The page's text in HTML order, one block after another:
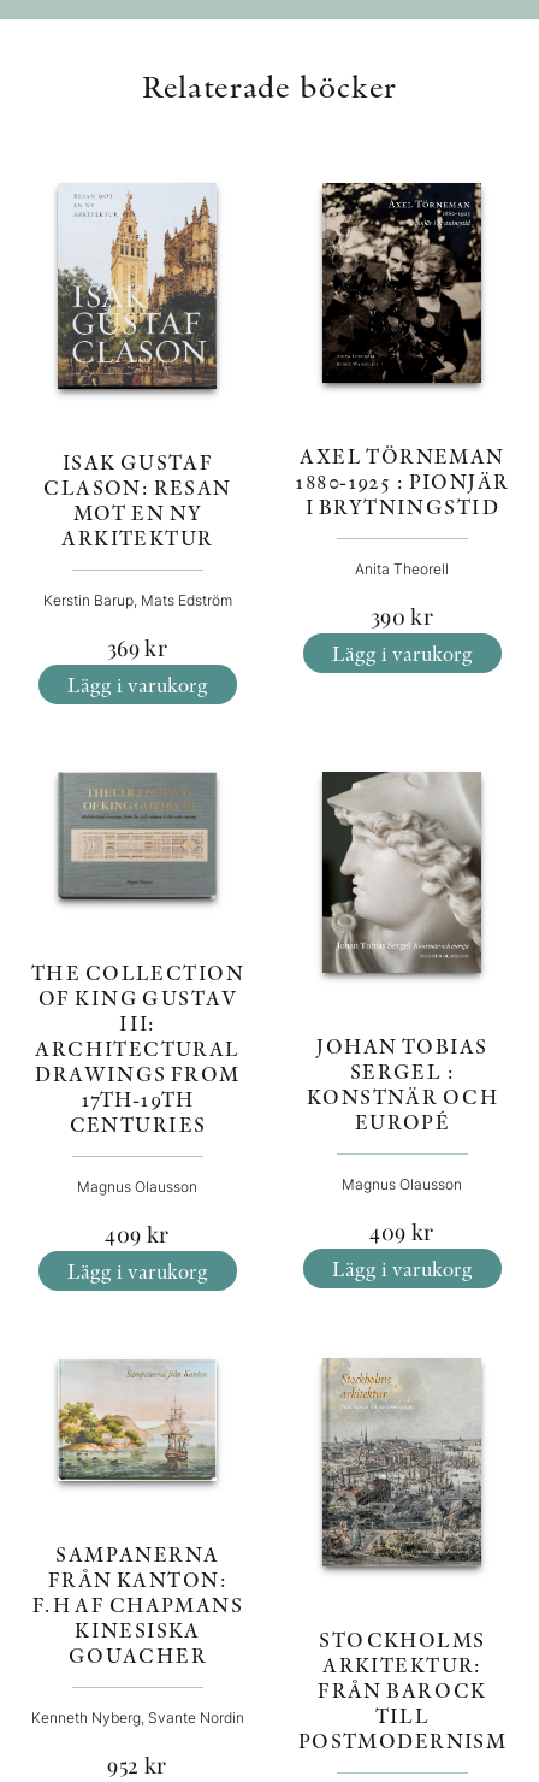
Relaterade böcker
ISAK GUSTAF
CLASON: RESAN
MOT EN NY
ARKITEKTUR
Kerstin Barup, Mats Edström
369kr
Lägg i varukorg
AXEL TÖRNEMAN
1880-1925 : PIONJÄR
I BRYTNINGSTID
Anita Theorell
390kr
Lägg i varukorg
THE COLLECTION
OF KING GUSTAV
III:
ARCHITECTURAL
DRAWINGS FROM
17TH-19TH
CENTURIES
Magnus Olausson
409 kr
Lägg i varukorg
JOHAN TOBIAS
SERGEL :
KONSTNÄR OCH
EUROPÉ
Magnus Olausson
409 kr
Lägg i varukorg
SAMPANERNA
FRÅN KANTON:
F.H AF CHAPMANS
KINESISKA
GOUACHER
Kenneth Nyberg, Svante Nordin
952 kr
STOCKHOLMS
ARKITEKTUR:
FRÅN BAROCK
TILL
POSTMODERNISM